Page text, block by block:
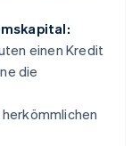
einen Kredit
die